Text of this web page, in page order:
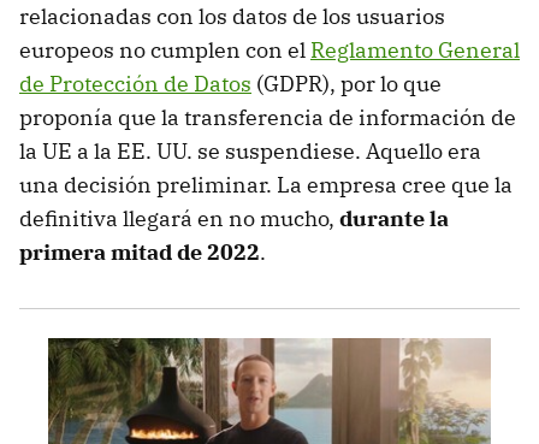
relacionadas con los datos de los usuarios
europeos no cumplen con el Reglamento General
de Protección de Datos (GDPR), por lo que
proponía que la transferencia de información de
la UE a la EE. UU. se suspendiese. Aquello era
una decisión preliminar. La empresa cree que la
definitiva llegará en no mucho, durante la
primera mitad de 2022.